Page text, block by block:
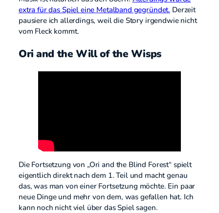
extra für das Spiel eine Metalband gegründet. Derzeit
pausiere ich allerdings, weil die Story irgendwie nicht
vom Fleck kommt.
Ori and the Will of the Wisps
Die Fortsetzung von „Ori and the Blind Forest“ spielt
eigentlich direkt nach dem 1. Teil und macht genau
das, was man von einer Fortsetzung möchte. Ein paar
neue Dinge und mehr von dem, was gefallen hat. Ich
kann noch nicht viel über das Spiel sagen.